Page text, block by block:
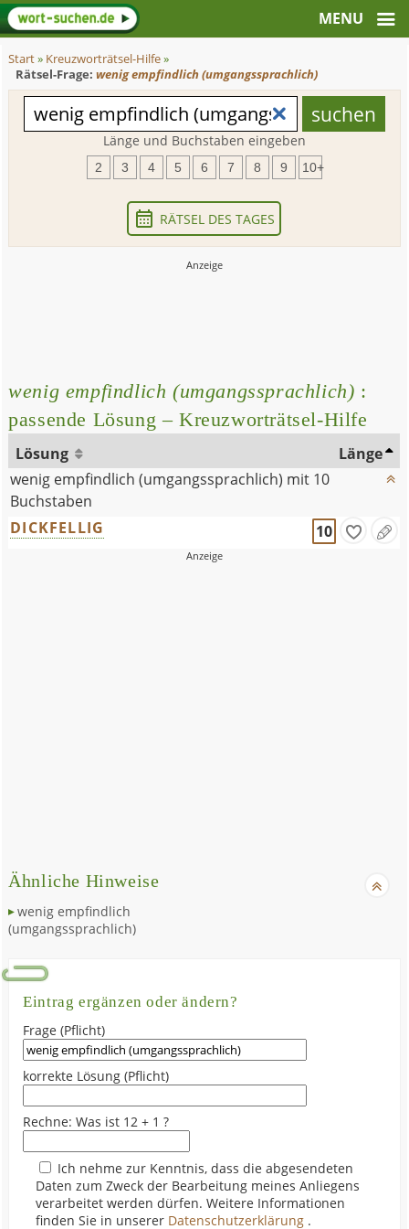
Start» Kreuzworträtsel-Hilfe»
Rätsel-Frage: wenig empfindlich (umgangssprachlich)
Länge und Buchstaben eingeben
2 3 4 5 6 7 8 9 10+
RÄTSEL DES TAGES
wenig empfindlich (umgangssprachlich) :
passende Lösung – Kreuzworträtsel-Hilfe
Lösung
Länge
wenig empfindlich (umgangssprachlich) mit 10
Buchstaben
DICKFELLIG
10
Ähnliche Hinweise
wenig empfindlich
(umgangssprachlich)
Eintrag ergänzen oder ändern?
Frage (Pflicht)
korrekte Lösung (Pflicht)
Rechne: Was ist 12 + 1 ?
Ich nehme zur Kenntnis, dass die abgesendeten
Daten zum Zweck der Bearbeitung meines Anliegens
verarbeitet werden dürfen. Weitere Informationen
finden Sie in unserer Datenschutzerklärung .